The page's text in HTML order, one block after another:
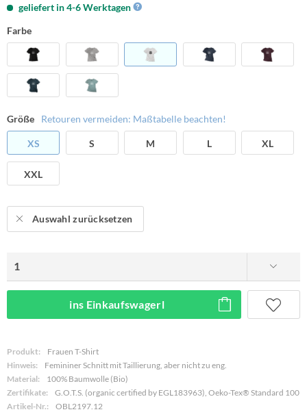
geliefert in 4-6 Werktagen
Farbe
Größe Retouren vermeiden: Maßtabelle beachten!
XS S M L XL
XXL
Auswahl zurücksetzen
ins Einkaufswagerl
Produkt:
Frauen T-Shirt
Hinweis:
Femininer Schnitt mit Taillierung, aber nicht zu eng.
Material:
100% Baumwolle (Bio)
Zertifikate:
G.O.T.S. (organic certified by EGL183963), Oeko-Tex® Standard 100
Artikel-Nr.:
OBL2197.12